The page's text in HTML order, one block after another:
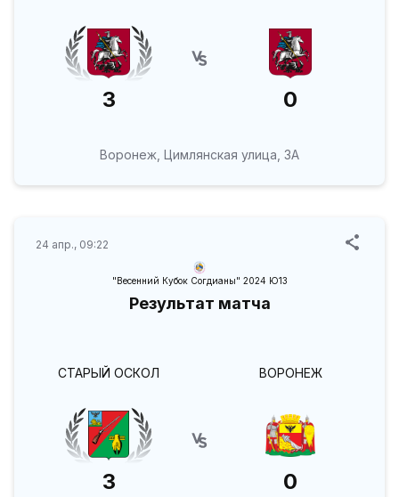
3 0
Воронеж, Цимлянская улица, 3А
24 апр., 09:22
"Весенний Кубок Согдианы" 2024 Ю13
Результат матча
СТАРЫЙ ОСКОЛ
3
ВОРОНЕЖ
0